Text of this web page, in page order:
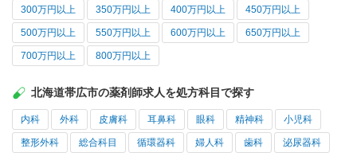
300万円以上 350万円以上 400万円以上 450万円以上
500万円以上 550万円以上 600万円以上 650万円以上
700万円以上 800万円以上
北海道帯広市の薬剤師求人を処方科目で探す
内科 外科 皮膚科 耳鼻科 眼科 精神科 小児科
整形外科 総合科目 循環器科 婦人科 歯科 泌尿器科